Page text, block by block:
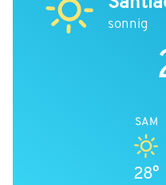
sonnig
SAM
28°